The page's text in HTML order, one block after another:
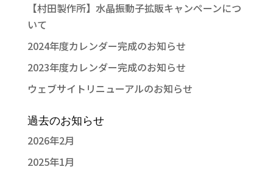
【村田製作所】水晶振動子拡販キャンペーンにつ
いて
2024年度カレンダー完成のお知らせ
2023年度カレンダー完成のお知らせ
ウェブサイトリニューアルのお知らせ
過去のお知らせ
2026年2月
2025年1月